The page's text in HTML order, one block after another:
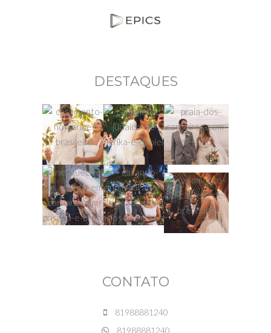
DESTAQUES
CONTATO
81988881240
81988881240